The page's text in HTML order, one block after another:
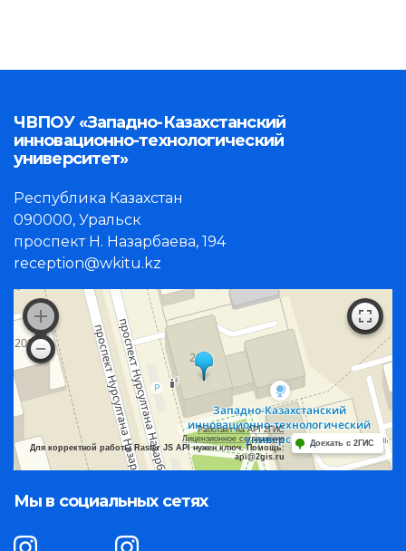
ЧВПОУ «Западно-Казахстанский
инновационно-технологический
университет»
Республика Казахстан
090000, Уральск
проспект Н. Назарбаева, 194
reception@wkitu.kz
Работает на API 2ГИС
Лицензионное соглашение
Для корректной работы Raster JS API нужен ключ. Помощь:
api@2gis.ru
Доехать с 2ГИС
Мы в социальных сетях